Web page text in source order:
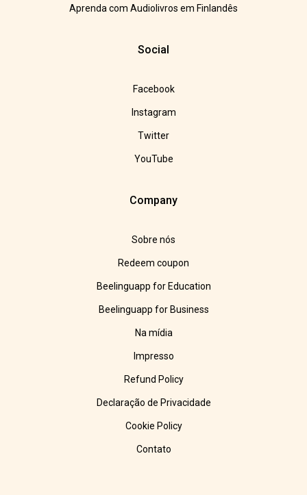
Aprenda com Audiolivros em Finlandês
Social
Facebook
Instagram
Twitter
YouTube
Company
Sobre nós
Redeem coupon
Beelinguapp for Education
Beelinguapp for Business
Na mídia
Impresso
Refund Policy
Declaração de Privacidade
Cookie Policy
Contato